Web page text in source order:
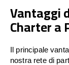
Vantaggi
Charter a
Il principale
nostra rete di